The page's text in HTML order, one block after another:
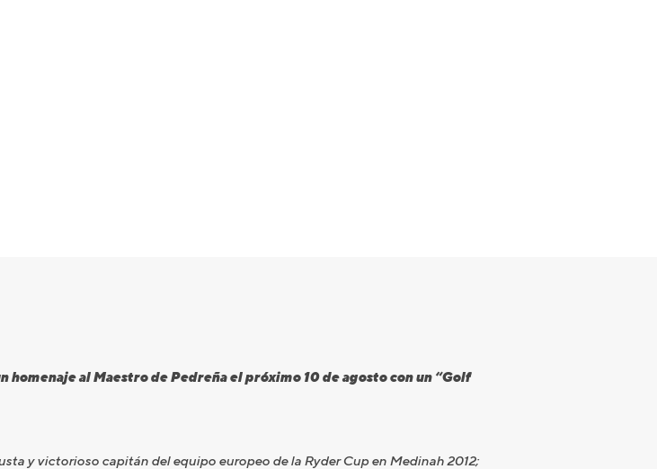
homenaje al Maestro de Pedreña el próximo 10 de agosto con un “Golf
y victorioso capitán del equipo europeo de la Ryder Cup en Medinah 2012;